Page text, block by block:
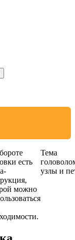
есть
можно
Тема
узлы и